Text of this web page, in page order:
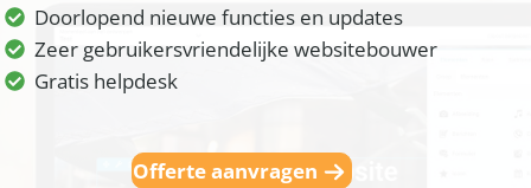
Doorlopend nieuwe functies en updates
Zeer gebruikersvriendelijke websitebouwer
Gratis helpdesk
Offerte aanvragen